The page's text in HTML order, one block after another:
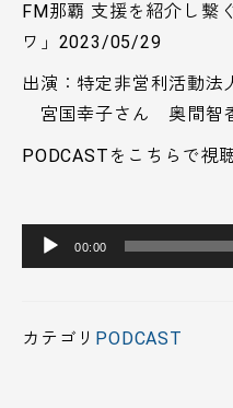
FM那覇 支援を紹介し繋
ワ」2023/05/29
出演：特定非営利活動法
宮国幸子さん 奥間智
PODCASTをこちらで視
声
レ
00:00
カテゴリ PODCAST